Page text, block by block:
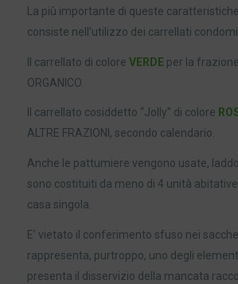
La più importante di queste
consiste nell’utilizzo dei carrellati
Il carrellato di colore VERDE per la
ORGANICO.
Il carrellato cosiddetto “Jolly” di colore
ALTRE FRAZIONI, secondo calendario.
Anche le pattumiere vengono usate,
sono costituiti da meno di 4 unità
casa singola.
E’ vietato il conferimento sfuso nei
rappresenta, purtroppo, uno degli
presenta il disservizio della mancata